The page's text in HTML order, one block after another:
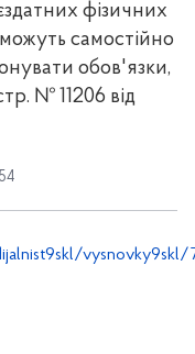
фізичних
самостійно
обов'язки,
№ 11206 від
vysnovky9skl/